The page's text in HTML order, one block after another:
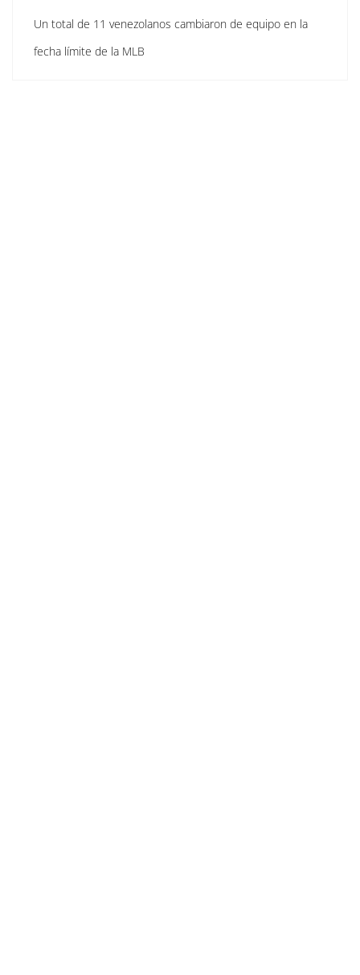
Un total de 11 venezolanos cambiaron de equipo en la
fecha límite de la MLB